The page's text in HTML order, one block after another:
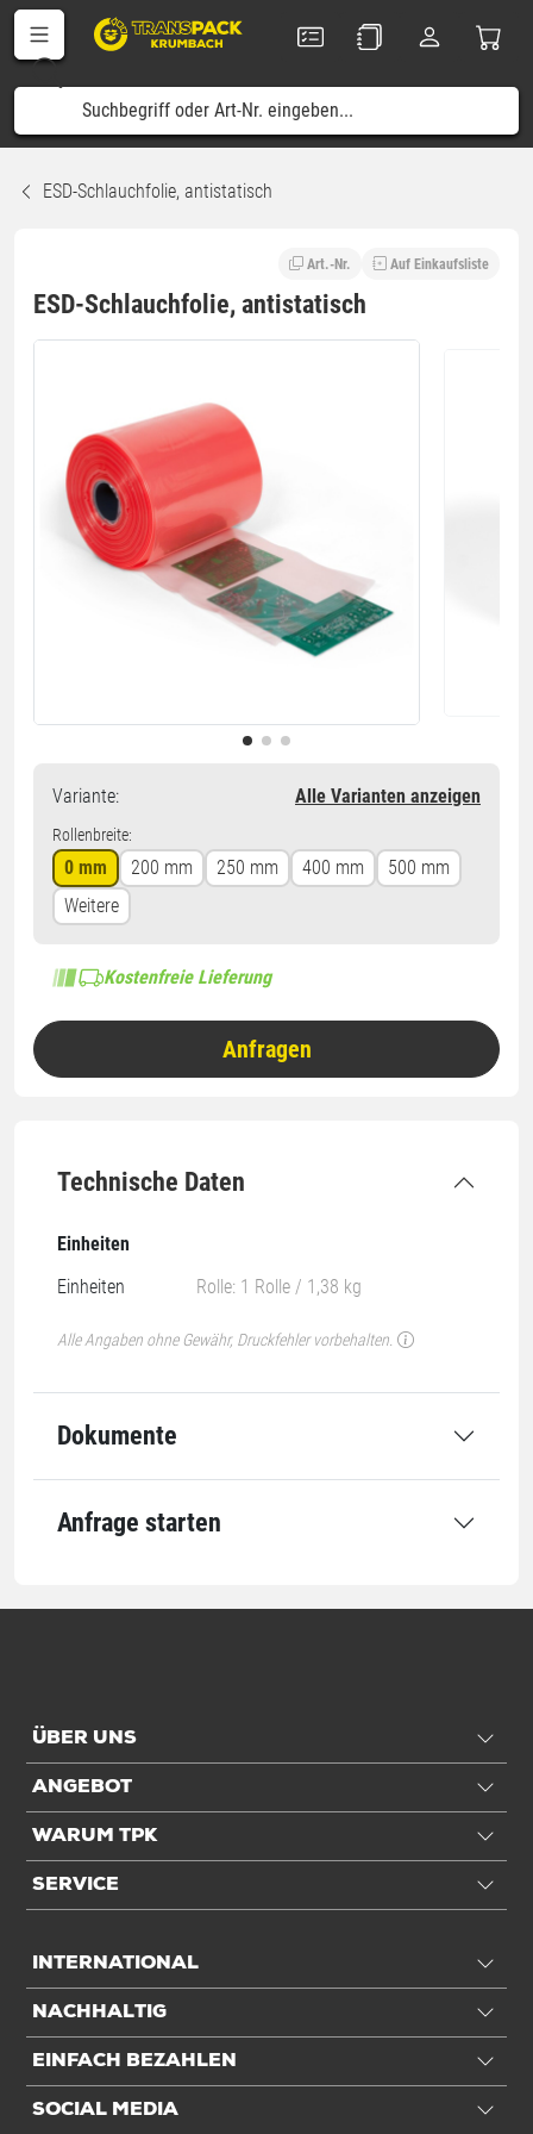
ESD-Schlauchfolie, antistatisch
Technische Daten
Einheiten
Einheiten
Rolle: 1 Rolle / 1,38 kg
Alle Angaben ohne Gewähr, Druckfehler vorbehalten.
Dokumente
Anfrage starten
Art.-Nr. Auf Einkaufsliste
ESD-Schlauchfolie, antistatisch
Variante: Alle Varianten anzeigen
Rollenbreite:
0 mm 200 mm 250 mm 400 mm
500 mm
Weitere
Kostenfreie Lieferung
Anfragen
ÜBER UNS
ANGEBOT
WARUM TPK
SERVICE
INTERNATIONAL
NACHHALTIG
EINFACH BEZAHLEN
SOCIAL MEDIA